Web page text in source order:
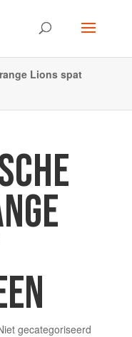
Lions spat
gecategoriseerd